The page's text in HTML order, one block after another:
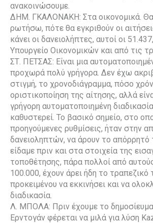
ανακοινώσουμε.
ΔΗΜ. ΓΚΑΛΟΝΑΚΗ: Στα οικονομικά.
ρωτήσω, πότε θα εγκριθούν οι
κάνει οι δανειολήπτες, αυτοί οι
Υπουργείο Οικονομικών και από τις
ΣΤ. ΠΕΤΣΑΣ: Είναι μια
προχωρά πολύ γρήγορα. Δεν έχω
στιγμή, το χρονοδιάγραμμα, πόσο
οριστικοποίηση της αίτησης, αλλά
γρήγορη αυτοματοποιημένη
καθυστερεί. Το βασικό σημείο, στο
προηγούμενες ρυθμίσεις, ήταν στην
δανειοληπτών, να άρουν το
είδαμε πριν και στα στοιχεία της
τοποθέτησης, πάρα πολλοί από
100.000, έχουν άρει ήδη το τραπεζικό
προκειμένου να εκκινήσει και να
διαδικασία.
Λ. ΜΠΟΛΑ: Πριν έχουμε το
Ερντογάν φέρεται να μιλά για λύση